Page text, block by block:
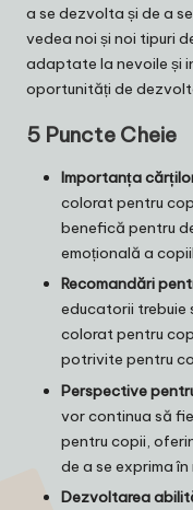
a se dezvolta și de a
vedea noi și noi tipuri
adaptate la nevoile și
oportunități de
5 Puncte Cheie
Importanța
colorat pentru
benefică pentru
emoțională a
Recomandări
educatorii trebuie
colorat pentru
potrivite pentru
Perspective
vor continua să
pentru copii,
de a se exprima
Dezvoltarea